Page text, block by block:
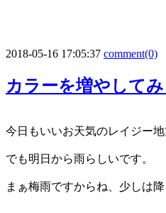
2018-05-16 17:05:37 comment(0)
カラーを増やしてみ
今日もいいお天気のレイジー地
でも明日から雨らしいです。
まぁ梅雨ですからね、少しは